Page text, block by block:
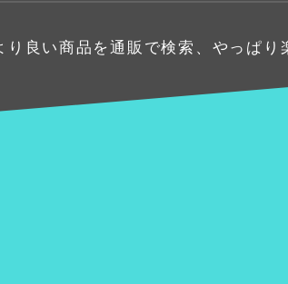
良い商品を通販で検索、やっぱり